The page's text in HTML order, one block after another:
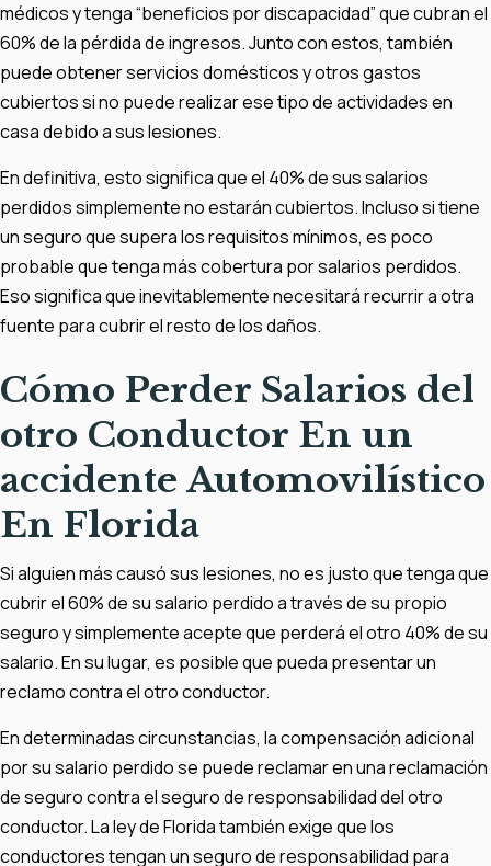
médicos y tenga “beneficios por discapacidad” que cubran el
60% de la pérdida de ingresos. Junto con estos, también
puede obtener servicios domésticos y otros gastos
cubiertos si no puede realizar ese tipo de actividades en
casa debido a sus lesiones.
En definitiva, esto significa que el 40% de sus salarios
perdidos simplemente no estarán cubiertos. Incluso si tiene
un seguro que supera los requisitos mínimos, es poco
probable que tenga más cobertura por salarios perdidos.
Eso significa que inevitablemente necesitará recurrir a otra
fuente para cubrir el resto de los daños.
Cómo Perder Salarios del
otro Conductor En un
accidente Automovilístico
En Florida
Si alguien más causó sus lesiones, no es justo que tenga que
cubrir el 60% de su salario perdido a través de su propio
seguro y simplemente acepte que perderá el otro 40% de su
salario. En su lugar, es posible que pueda presentar un
reclamo contra el otro conductor.
En determinadas circunstancias, la compensación adicional
por su salario perdido se puede reclamar en una reclamación
de seguro contra el seguro de responsabilidad del otro
conductor. La ley de Florida también exige que los
conductores tengan un seguro de responsabilidad para